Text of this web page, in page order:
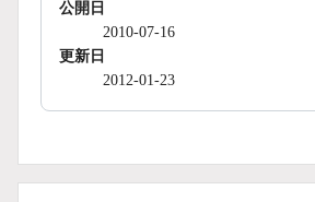
公開日
2010-07-16
更新日
2012-01-23